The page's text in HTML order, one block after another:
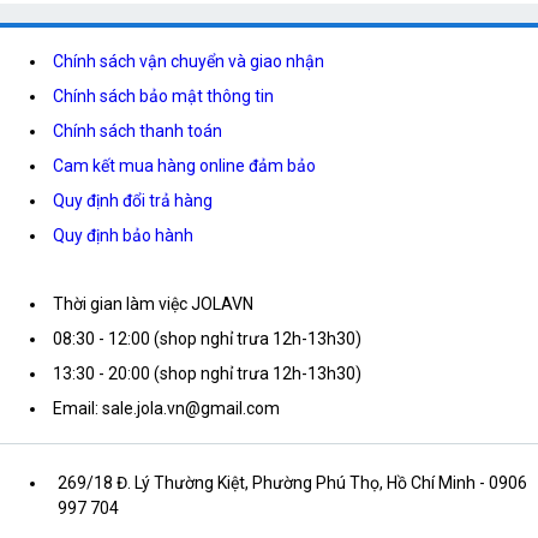
Chính sách vận chuyển và giao nhận
Chính sách bảo mật thông tin
Chính sách thanh toán
Cam kết mua hàng online đảm bảo
Quy định đổi trả hàng
Quy định bảo hành
Thời gian làm việc JOLAVN
08:30 - 12:00 (shop nghỉ trưa 12h-13h30)
13:30 - 20:00 (shop nghỉ trưa 12h-13h30)
Email: sale.jola.vn@gmail.com
269/18 Đ. Lý Thường Kiệt, Phường Phú Thọ, Hồ Chí Minh - 0906
997 704